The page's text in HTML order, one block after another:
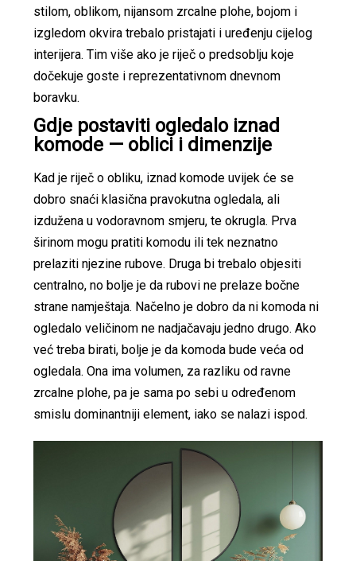
stilom, oblikom, nijansom zrcalne plohe, bojom i
izgledom okvira trebalo pristajati i uređenju cijelog
interijera. Tim više ako je riječ o predsoblju koje
dočekuje goste i reprezentativnom dnevnom
boravku.
Gdje postaviti ogledalo iznad
komode — oblici i dimenzije
Kad je riječ o obliku, iznad komode uvijek će se
dobro snaći klasična pravokutna ogledala, ali
izdužena u vodoravnom smjeru, te okrugla. Prva
širinom mogu pratiti komodu ili tek neznatno
prelaziti njezine rubove. Druga bi trebalo objesiti
centralno, no bolje je da rubovi ne prelaze bočne
strane namještaja. Načelno je dobro da ni komoda ni
ogledalo veličinom ne nadjačavaju jedno drugo. Ako
već treba birati, bolje je da komoda bude veća od
ogledala. Ona ima volumen, za razliku od ravne
zrcalne plohe, pa je sama po sebi u određenom
smislu dominantniji element, iako se nalazi ispod.